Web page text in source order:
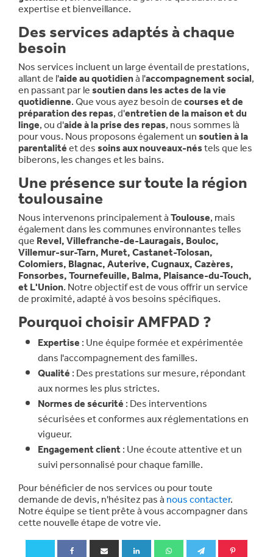
expertise et bienveillance.
Des services adaptés à chaque
besoin
Nos services incluent un large éventail de prestations,
allant de l'aide au quotidienà l'accompagnement social,
en passant par lesoutien dans les actes de la vie
quotidienne. Que vous ayez besoin decourses et de
préparation des repas, d'entretien de la maison et du
linge, ou d'aide à la prise des repas, nous sommes là
pour vous. Nous proposons également unsoutien à la
parentalitéet dessoins aux nouveaux-néstels que les
biberons, les changes et les bains.
Une présence sur toute la région
toulousaine
Nous intervenons principalement àToulouse, mais
également dans les communes environnantes telles
queRevel, Villefranche-de-Lauragais, Bouloc,
Villemur-sur-Tarn, Muret, Castanet-Tolosan,
Colomiers, Blagnac, Auterive, Cugnaux, Cazères,
Fonsorbes, Tournefeuille, Balma, Plaisance-du-Touch,
et L'Union. Notre objectif est de vous offrir un service
de proximité, adapté à vos besoins spécifiques.
Pourquoi choisir AMFPAD ?
Expertise: Une équipe formée et expérimentée
dans l'accompagnement des familles.
Qualité: Des prestations sur mesure, répondant
aux normes les plus strictes.
Normes de sécurité: Des interventions
sécurisées et conformes aux réglementations en
vigueur.
Engagement client: Une écoute attentive et un
suivi personnalisé pour chaque famille.
Pour bénéficier de nos services ou pour toute
demande de devis, n'hésitez pas ànous contacter.
Notre équipe se tient prête à vous accompagner dans
cette nouvelle étape de votre vie.